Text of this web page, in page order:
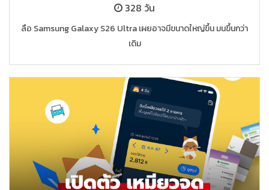
328 วัน
ลือ Samsung Galaxy S26 Ultra เผยอาจมีขนาดใหญ่ขึ้น มนขึ้นกว่า
เดิม